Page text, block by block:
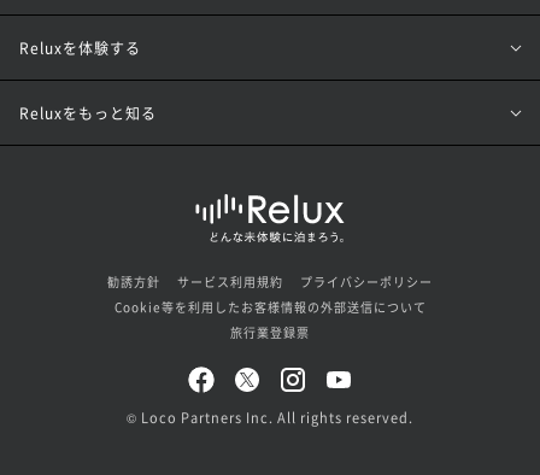
Reluxを体験する
Reluxをもっと知る
勧誘方針 サービス利用規約
プライバシーポリシー
Cookie等を利用したお客様情報の外部送信について
旅行業登録票
© Loco Partners Inc. All rights reserved.